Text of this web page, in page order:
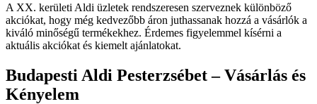
A XX. kerületi Aldi üzletek rendszeresen szerveznek különböző
akciókat, hogy még kedvezőbb áron juthassanak hozzá a vásárlók a
kiváló minőségű termékekhez. Érdemes figyelemmel kísérni a
aktuális akciókat és kiemelt ajánlatokat.
Budapesti Aldi Pesterzsébet – Vásárlás és
Kényelem